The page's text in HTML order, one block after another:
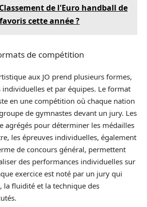
Classement de l'Euro handball de
cette année ?
de compétition
aux JO prend plusieurs formes,
individuelles et par équipes. Le format
en une compétition où chaque nation
de gymnastes devant un jury. Les
agrégés pour déterminer les médailles
les épreuves individuelles, également
de concours général, permettent
des performances individuelles sur
exercice est noté par un jury qui
la fluidité et la technique des